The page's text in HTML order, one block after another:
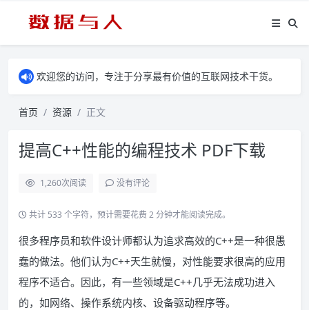
欢迎您的访问，专注于分享最有价值的互联网技术干货。
首页 资源 正文
提高C++性能的编程技术 PDF下载
1,260次阅读 没有评论
共计 533 个字符，预计需要花费 2 分钟才能阅读完成。
很多程序员和软件设计师都认为追求高效的C++是一种很愚
蠢的做法。他们认为C++天生就慢，对性能要求很高的应用
程序不适合。因此，有一些领域是C++几乎无法成功进入
的，如网络、操作系统内核、设备驱动程序等。